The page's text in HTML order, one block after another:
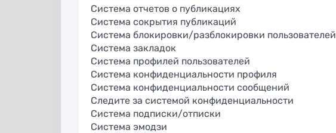
Система отчетов о публикациях
Система сокрытия публикаций
Система блокировки/разблокировки пользователей
Система закладок
Система профилей пользователей
Система конфиденциальности профиля
Система конфиденциальности сообщений
Следите за системой конфиденциальности
Система подписки/отписки
Система эмодзи